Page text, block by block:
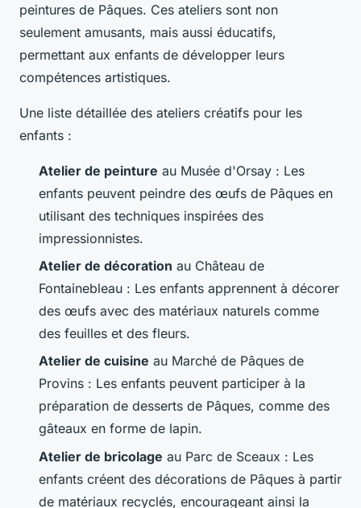
peintures de Pâques. Ces ateliers sont non
seulement amusants, mais aussi éducatifs,
permettant aux enfants de développer leurs
compétences artistiques.
Une liste détaillée des ateliers créatifs pour les
enfants :
Atelier de peinture au Musée d'Orsay : Les
enfants peuvent peindre des œufs de Pâques en
utilisant des techniques inspirées des
impressionnistes.
Atelier de décoration au Château de
Fontainebleau : Les enfants apprennent à décorer
des œufs avec des matériaux naturels comme
des feuilles et des fleurs.
Atelier de cuisine au Marché de Pâques de
Provins : Les enfants peuvent participer à la
préparation de desserts de Pâques, comme des
gâteaux en forme de lapin.
Atelier de bricolage au Parc de Sceaux : Les
enfants créent des décorations de Pâques à partir
de matériaux recyclés, encourageant ainsi la